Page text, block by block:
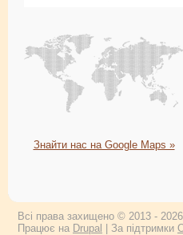
Знайти нас на Google Maps »
Всі права захищено © 2013 - 2026
Працює на Drupal | За підтримки